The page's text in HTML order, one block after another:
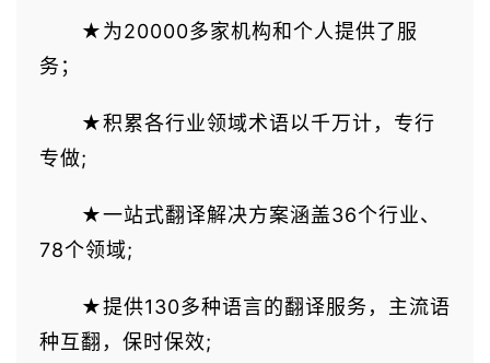
★为20000多家机构和个人提供了服
务；
★积累各行业领域术语以千万计，专行
专做;
★一站式翻译解决方案涵盖36个行业、
78个领域;
★提供130多种语言的翻译服务，主流语
种互翻，保时保效;